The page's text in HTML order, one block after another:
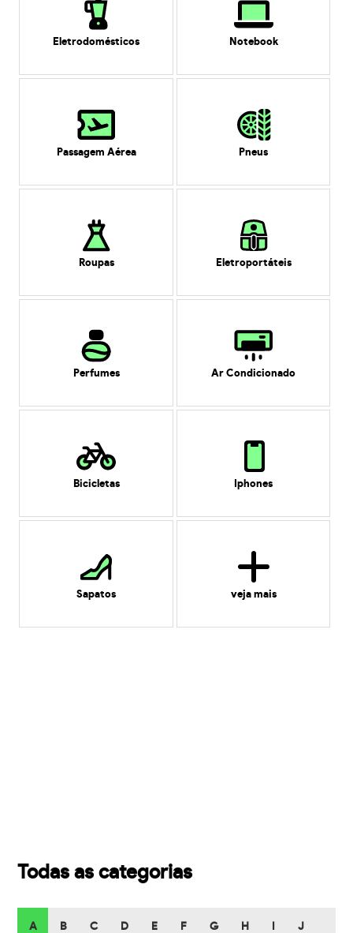
Eletrodomésticos Notebook
Passagem Aérea Pneus
Roupas Eletroportáteis
Perfumes Ar Condicionado
Bicicletas Iphones
Sapatos veja mais
Todas as categorias
A B C D E F G H J